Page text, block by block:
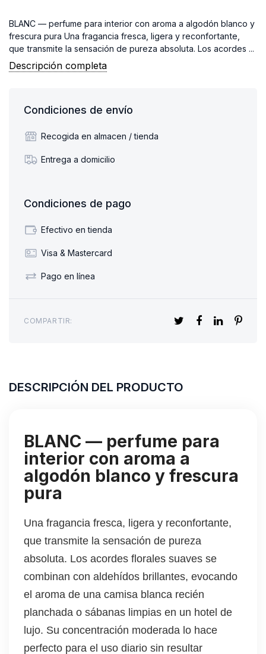
BLANC — perfume para interior con aroma a algodón blanco y
frescura pura Una fragancia fresca, ligera y reconfortante,
que transmite la sensación de pureza absoluta. Los acordes ...
Descripción completa
Condiciones de envío
Recogida en almacen / tienda
Entrega a domicilio
Condiciones de pago
Efectivo en tienda
Visa & Mastercard
Pago en línea
COMPARTIR:
DESCRIPCIÓN DEL PRODUCTO
BLANC — perfume para
interior con aroma a
algodón blanco y frescura
pura
Una fragancia fresca, ligera y reconfortante,
que transmite la sensación de pureza
absoluta. Los acordes florales suaves se
combinan con aldehídos brillantes, evocando
el aroma de una camisa blanca recién
planchada o sábanas limpias en un hotel de
lujo. Su concentración moderada lo hace
perfecto para el uso diario sin resultar